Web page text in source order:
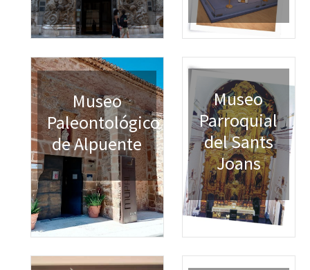
Museo
Paleontológico
de Alpuente
Museo
Parroquial
del Sants
Joans